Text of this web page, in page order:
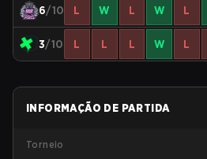
6/10 L W L W L
3/10 L L L W L
INFORMAÇÃO DE PARTIDA
Torneio